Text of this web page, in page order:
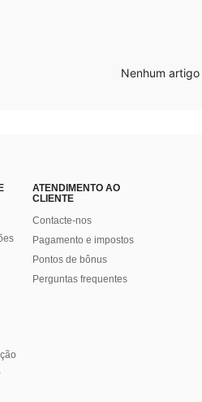
Nenhum
ATENDIMENTO AO
CLIENTE
Contacte-nos
Pagamento e impostos
Pontos de bônus
Perguntas frequentes